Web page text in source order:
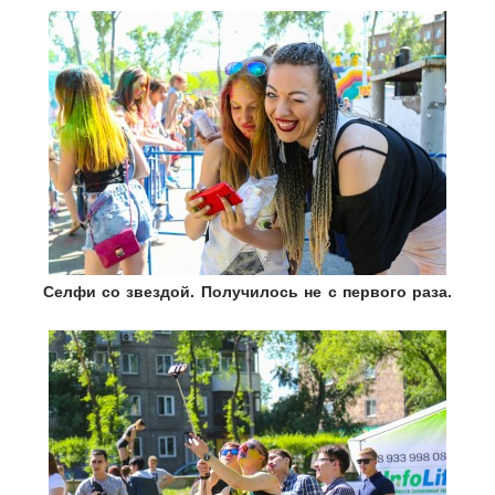
Селфи со звездой. Получилось не с первого раза.